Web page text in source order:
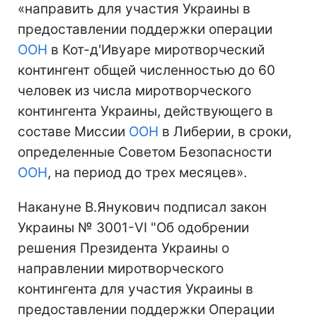
«направить для участия Украины в
предоставлении поддержки операции
ООН в Кот-д'Ивуаре миротворческий
контингент общей численностью до 60
человек из числа миротворческого
контингента Украины, действующего в
составе Миссии ООН в Либерии, в сроки,
определенные Советом Безопасности
ООН, на период до трех месяцев».
Накануне В.Янукович подписал закон
Украины № 3001-VI "Об одобрении
решения Президента Украины о
направлении миротворческого
контингента для участия Украины в
предоставлении поддержки Операции